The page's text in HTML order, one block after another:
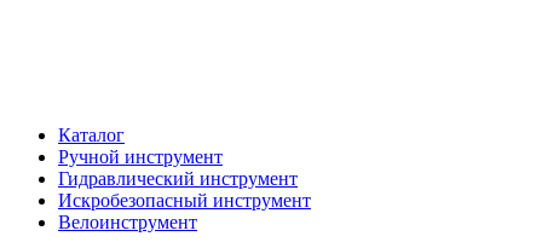
Каталог
Ручной инструмент
Гидравлический инструмент
Искробезопасный инструмент
Велоинструмент